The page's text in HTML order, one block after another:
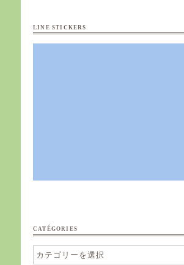
LINE STICKERS
CATÉGORIES